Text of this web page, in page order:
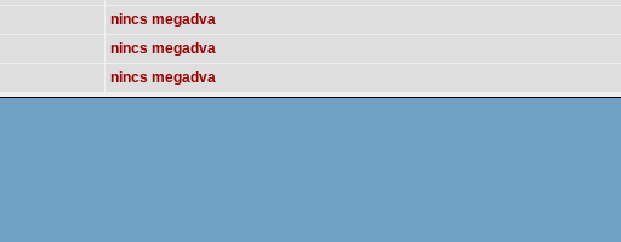
nincs megadva
nincs megadva
nincs megadva